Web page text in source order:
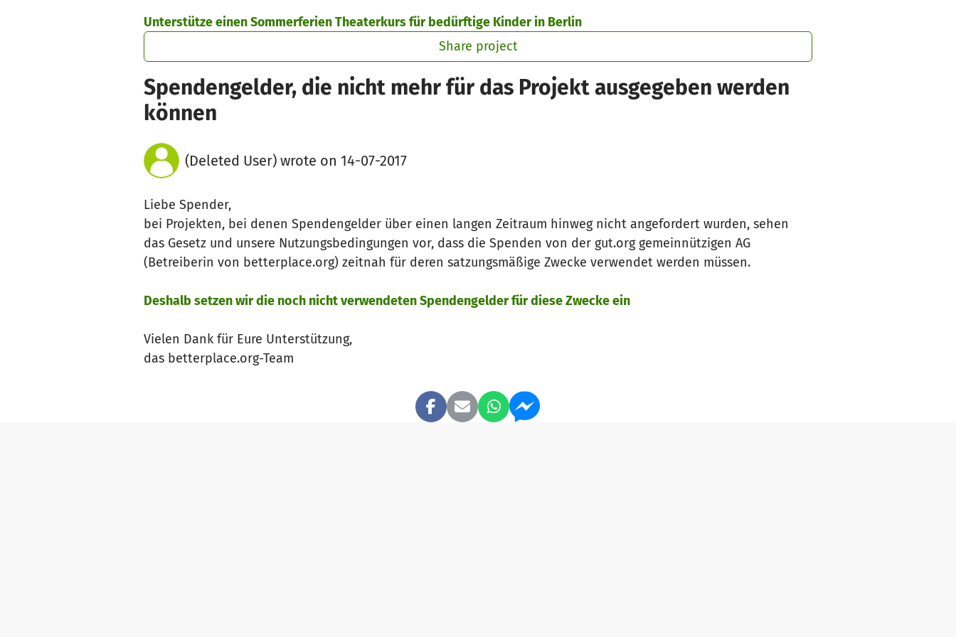
Unterstütze einen Sommerferien Theaterkurs für bedürftige Kinder in Berlin
Share project
Spendengelder, die nicht mehr für das Projekt ausgegeben werden
können
(Deleted User) wrote on 14-07-2017
Liebe Spender,
bei Projekten, bei denen Spendengelder über einen langen Zeitraum hinweg nicht angefordert wurden, sehen
das Gesetz und unsere Nutzungsbedingungen vor, dass die Spenden von der gut.org gemeinnützigen AG
(Betreiberin von betterplace.org) zeitnah für deren satzungsmäßige Zwecke verwendet werden müssen.
Deshalb setzen wir die noch nicht verwendeten Spendengelder für diese Zwecke ein
Vielen Dank für Eure Unterstützung,
das betterplace.org-Team